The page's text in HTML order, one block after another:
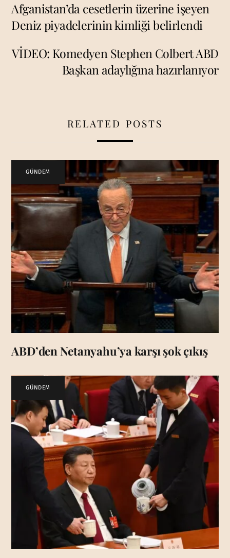
Afganistan’da cesetlerin üzerine işeyen
Deniz piyadelerinin kimliği belirlendi
VİDEO: Komedyen Stephen Colbert ABD
Başkan adaylığına hazırlanıyor
RELATED POSTS
GÜNDEM
ABD’den Netanyahu’ya karşı şok çıkış
GÜNDEM